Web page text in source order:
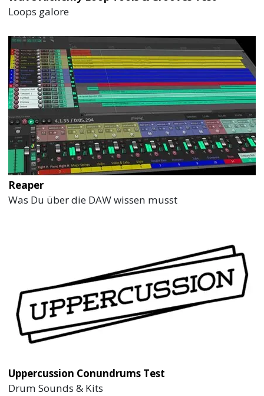
Loops galore
Reaper
Was Du über die DAW wissen musst
Uppercussion Conundrums Test
Drum Sounds & Kits